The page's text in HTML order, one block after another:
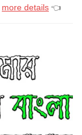
more details 👈